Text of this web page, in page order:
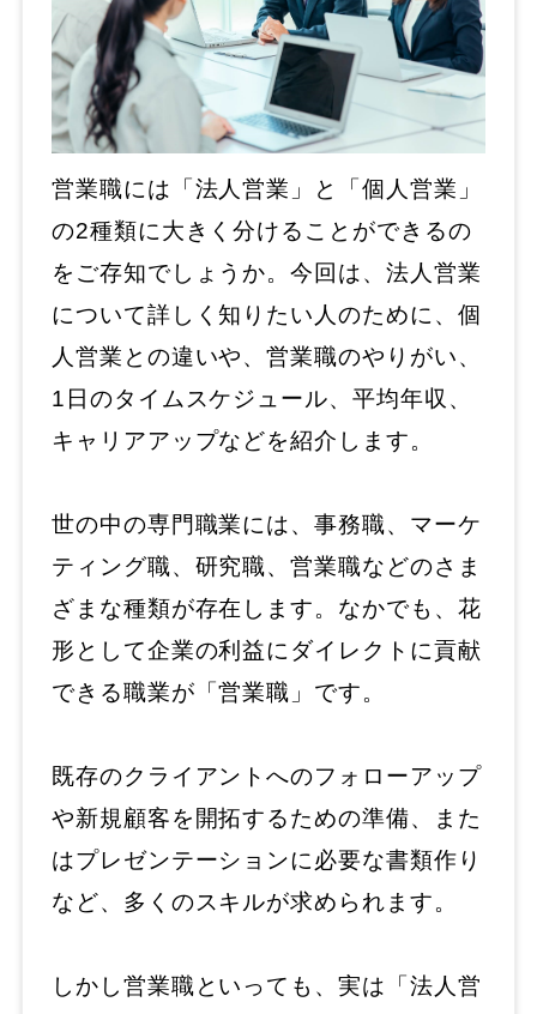
営業職には「法人営業」と「個人営業」
の2種類に大きく分けることができるの
をご存知でしょうか。今回は、法人営業
について詳しく知りたい人のために、個
人営業との違いや、営業職のやりがい、
1日のタイムスケジュール、平均年収、
キャリアアップなどを紹介します。
世の中の専門職業には、事務職、マーケ
ティング職、研究職、営業職などのさま
ざまな種類が存在します。なかでも、花
形として企業の利益にダイレクトに貢献
できる職業が「営業職」です。
既存のクライアントへのフォローアップ
や新規顧客を開拓するための準備、また
はプレゼンテーションに必要な書類作り
など、多くのスキルが求められます。
しかし営業職といっても、実は「法人営